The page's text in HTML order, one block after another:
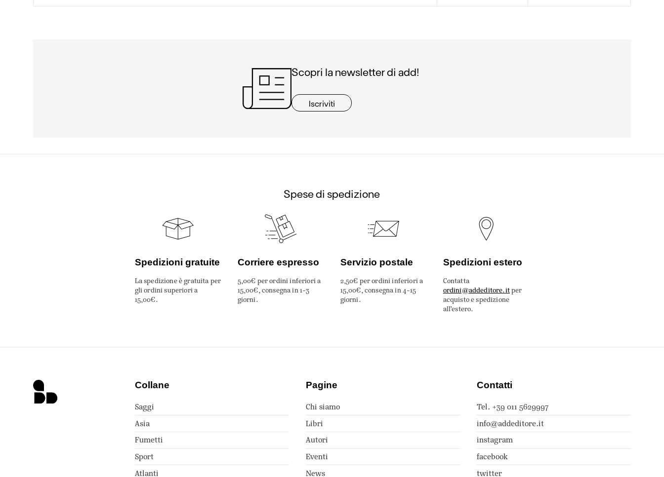
Scopri la newsletter di add!
Iscriviti
Spese di spedizione
Spedizioni gratuite
La spedizione è gratuita per
gli ordini superiori a
15,00€.
Corriere espresso
5,00€ per ordini inferiori a
15,00€, consegna in 1-3
giorni.
Servizio postale
2,50€ per ordini inferiori a
15,00€, consegna in 4-15
giorni.
Spedizioni estero
Contatta
ordini@addeditore.itper
acquisto e spedizione
all’estero.
Collane
Saggi
Asia
Fumetti
Sport
Atlanti
Pagine
Chi siamo
Libri
Autori
Eventi
News
Contatti
Tel. +39 011 5629997
info@addeditore.it
instagram
facebook
twitter